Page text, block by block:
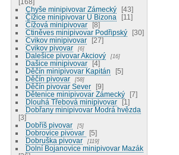
Chyše minipivovar Zámecký
43
Čížice minipivovar U Bizona
11
Čížová minipivovar
8
Ctiněves minipivovar Podřipský
30
Cvikov minipivovar
27
Cvikov pivovar
6
Dalešice pivovar Akciový 16
Dašice minipivovar
4
Děčín minipivovar Kapitán
5
Děčín pivovar
58
Děčín pivovar Sever
9
Dětenice minipivovar Zámecký
7
Dlouhá Třebová minipivovar
1
Dobřany minipivovar Modrá hvězda
3
Dobříš pivovar
5
Dobrovice pivovar
5
Dobruška pivovar
119
Dolní Bojanovice minipivovar Mazák